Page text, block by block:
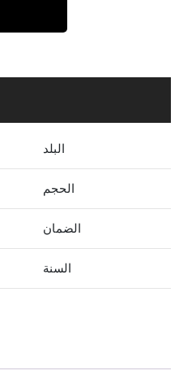
البلد
الحجم
الضمان
السنة